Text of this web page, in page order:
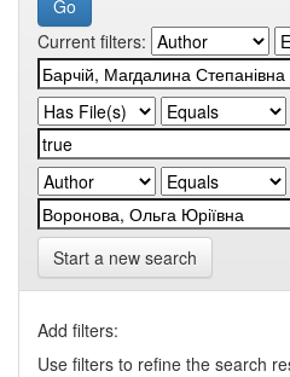
Current filters:
Start a new search
Add filters:
Use filters to refine the search